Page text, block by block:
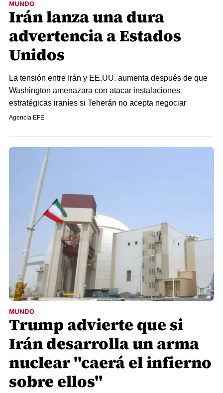
MUNDO
Irán lanza una dura
advertencia a Estados
Unidos
La tensión entre Irán y EE.UU. aumenta después de que
Washington amenazara con atacar instalaciones
estratégicas iraníes si Teherán no acepta negociar
Agencia EFE
MUNDO
Trump advierte que si
Irán desarrolla un arma
nuclear "caerá el infierno
sobre ellos"